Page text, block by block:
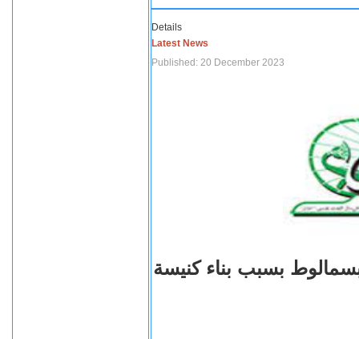
Details
Latest News
Published: 20 December 2023
بسبب بناء كنيسة